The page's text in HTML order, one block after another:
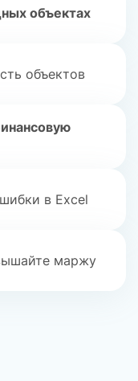
объектах
объектов
в Excel
маржу